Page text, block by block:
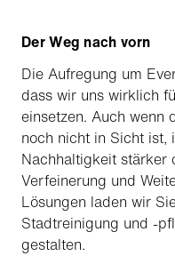
Der Weg nach vorn
Die Aufregung um
dass wir uns wirklich
einsetzen. Auch wenn
noch nicht in Sicht ist,
Nachhaltigkeit stärker
Verfeinerung und
Lösungen laden wir
Stadtreinigung und -
gestalten.